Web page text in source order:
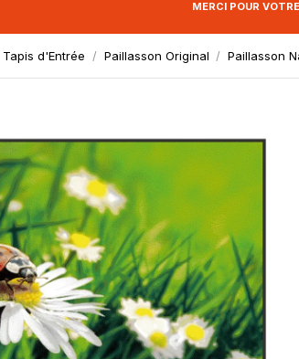
MERCI POUR
d'Entrée Paillasson Original Paillasson